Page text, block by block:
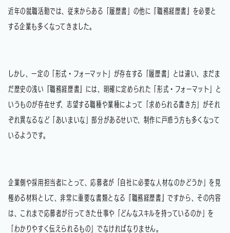
近年の就職活動では、従来からある「履歴書」の他に『職務経歴書』を必要と
する企業も多くなってきました。
しかし、一定の「形式・フォーマット」が存在する「履歴書」とは違い、まだま
だ歴史の浅い『職務経歴書』には、明確に定められた「形式・フォーマット」と
いうものが存在せず、志望する職種や業種によって「求められる書き方」がそれ
ぞれ異なるなど「あいまいな」部分があるせいで、制作に戸惑う方も多くなって
いるようです。
企業側や採用担当者にとって、応募者が「自社に必要な人材なのかどうか」を見
極める材料として、非常に重要な書類となる『職務経歴書』ですから、その内容
は、これまで応募者が行ってきた仕事や「どんなスキルを持っているのか」を
「わかりやすく伝えられるもの」でなければなりません。